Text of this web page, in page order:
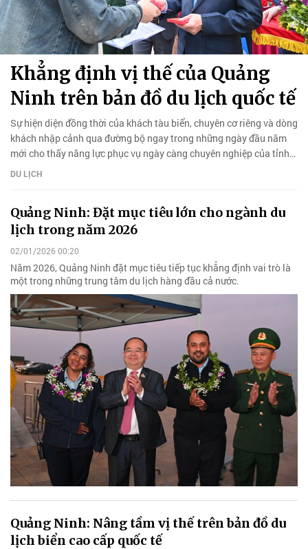
Khẳng định vị thế của Quảng
Ninh trên bản đồ du lịch quốc tế
Sự hiện diện đồng thời của khách tàu biển, chuyên cơ riêng và dòng
khách nhập cảnh qua đường bộ ngay trong những ngày đầu năm
mới cho thấy năng lực phục vụ ngày càng chuyên nghiệp của tỉnh
Quảng Ninh.
DU LỊCH
Quảng Ninh: Đặt mục tiêu lớn cho ngành du
lịch trong năm 2026
02/01/2026 00:20
Năm 2026, Quảng Ninh đặt mục tiêu tiếp tục khẳng định vai trò là
một trong những trung tâm du lịch hàng đầu cả nước.
Quảng Ninh: Nâng tầm vị thế trên bản đồ du
lịch biển cao cấp quốc tế